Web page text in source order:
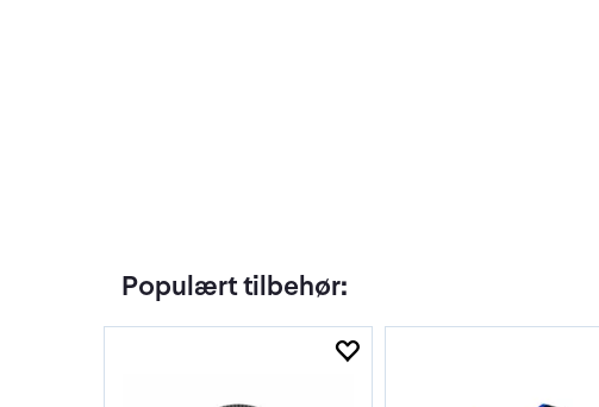
Populært tilbehør: